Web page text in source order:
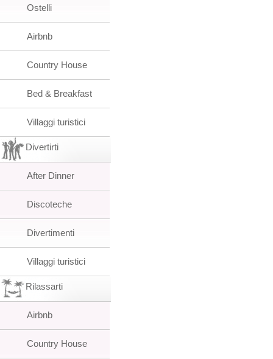
Ostelli
Airbnb
Country House
Bed & Breakfast
Villaggi turistici
Divertirti
After Dinner
Discoteche
Divertimenti
Villaggi turistici
Rilassarti
Airbnb
Country House